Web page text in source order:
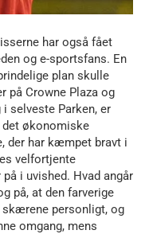
har også fået
og e-sportsfans. En
plan skulle
på Crowne Plaza og
selveste Parken, er
økonomiske
der har kæmpet bravt i
velfortjente
i uvished. Hvad angår
på, at den farverige
personligt, og
omgang, mens